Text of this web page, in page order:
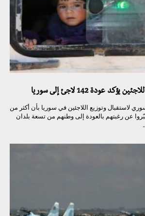
عودة 142 لاجئ إلى سوريا
لاستقبال وتوزيع اللاجئين في سوريا بأن أكثر من
عن رغبتهم بالعودة إلى وطنهم من تسعة بلدان